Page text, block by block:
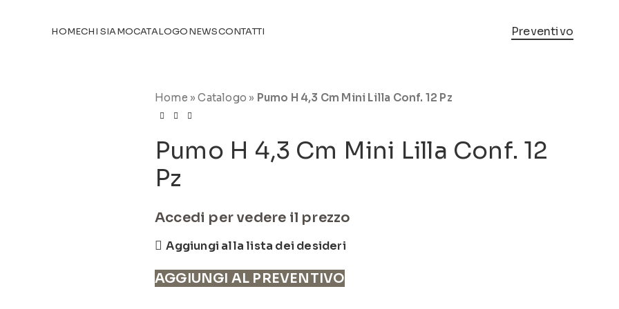
HOMECHI SIAMOCATALOGONEWSCONTATTI Preventivo
Home »Catalogo » Pumo H 4,3 Cm Mini Lilla Conf. 12 Pz
Pumo H 4,3 Cm Mini Lilla Conf. 12
Pz
Accedi per vedere il prezzo
Aggiungi alla lista dei desideri
AGGIUNGI AL PREVENTIVO